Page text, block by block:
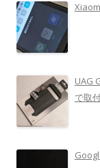
UAG
で取